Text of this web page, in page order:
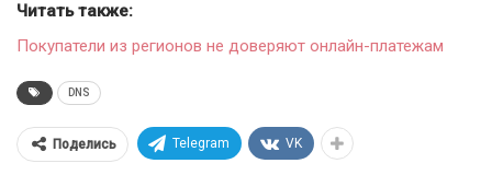
Читать также:
Покупатели из регионов не доверяют онлайн-платежам
DNS
Поделись Telegram VK